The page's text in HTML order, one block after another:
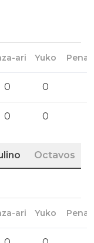
ari Yuko
0 0
0 0
Octavos
ari Yuko